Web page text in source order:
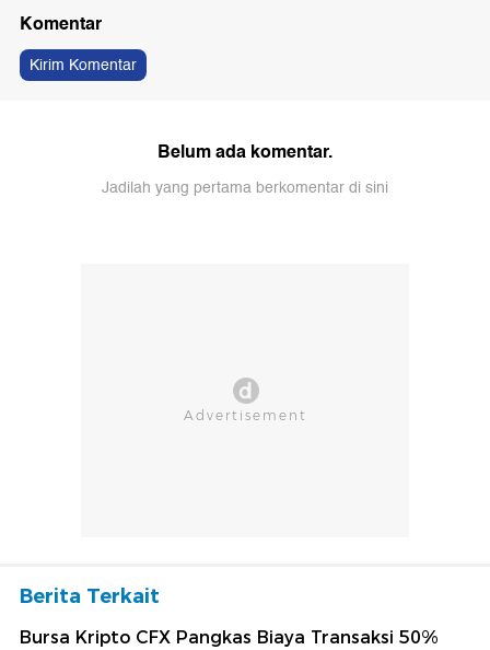
Komentar
Kirim Komentar
Belum ada komentar.
Jadilah yang pertama berkomentar di sini
Berita Terkait
Bursa Kripto CFX Pangkas Biaya Transaksi 50%